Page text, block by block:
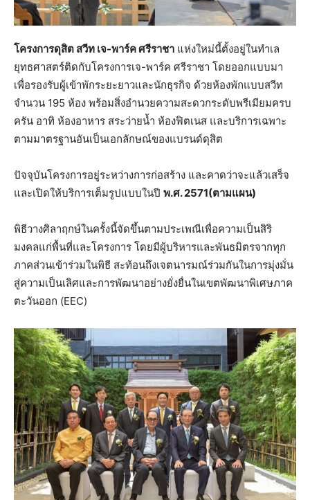
โครงการดุสิต สวีท เจ-พาร์ค ศรีราชา แห่งใหม่นี้ตั้งอยู่ในทำเล
ยุทธศาสตร์ติดกับโครงการเจ-พาร์ค ศรีราชา โดยออกแบบมา
เพื่อรองรับผู้เข้าพักระยะยาวและนักธุรกิจ ด้วยห้องพักแบบสวีท
จำนวน 195 ห้อง พร้อมสิ่งอำนวยความสะดวกระดับพรีเมียมครบ
ครัน อาทิ ห้องอาหาร สระว่ายน้ำ ห้องฟิตเนส และบริการเฉพาะ
ตามมาตรฐานอันเป็นเอกลักษณ์ของแบรนด์ดุสิต
ปัจจุบันโครงการอยู่ระหว่างการก่อสร้าง และคาดว่าจะแล้วเสร็จ
และเปิดให้บริการเต็มรูปแบบในปี พ.ศ.2571(ตามแผน)
พิธีวางศิลาฤกษ์ในครั้งนี้จัดขึ้นตามประเพณีเพื่อความเป็นสิริ
มงคลแก่พื้นที่และโครงการ โดยมีผู้บริหารและพันธมิตรจากทุก
ภาคส่วนเข้าร่วมในพิธี สะท้อนถึงเจตนารมณ์ร่วมกันในการมุ่งมั่น
สู่ความเป็นเลิศและการพัฒนาอย่างยั่งยื่นในเขตพัฒนาพิเศษภาค
ตะวันออก (EEC)